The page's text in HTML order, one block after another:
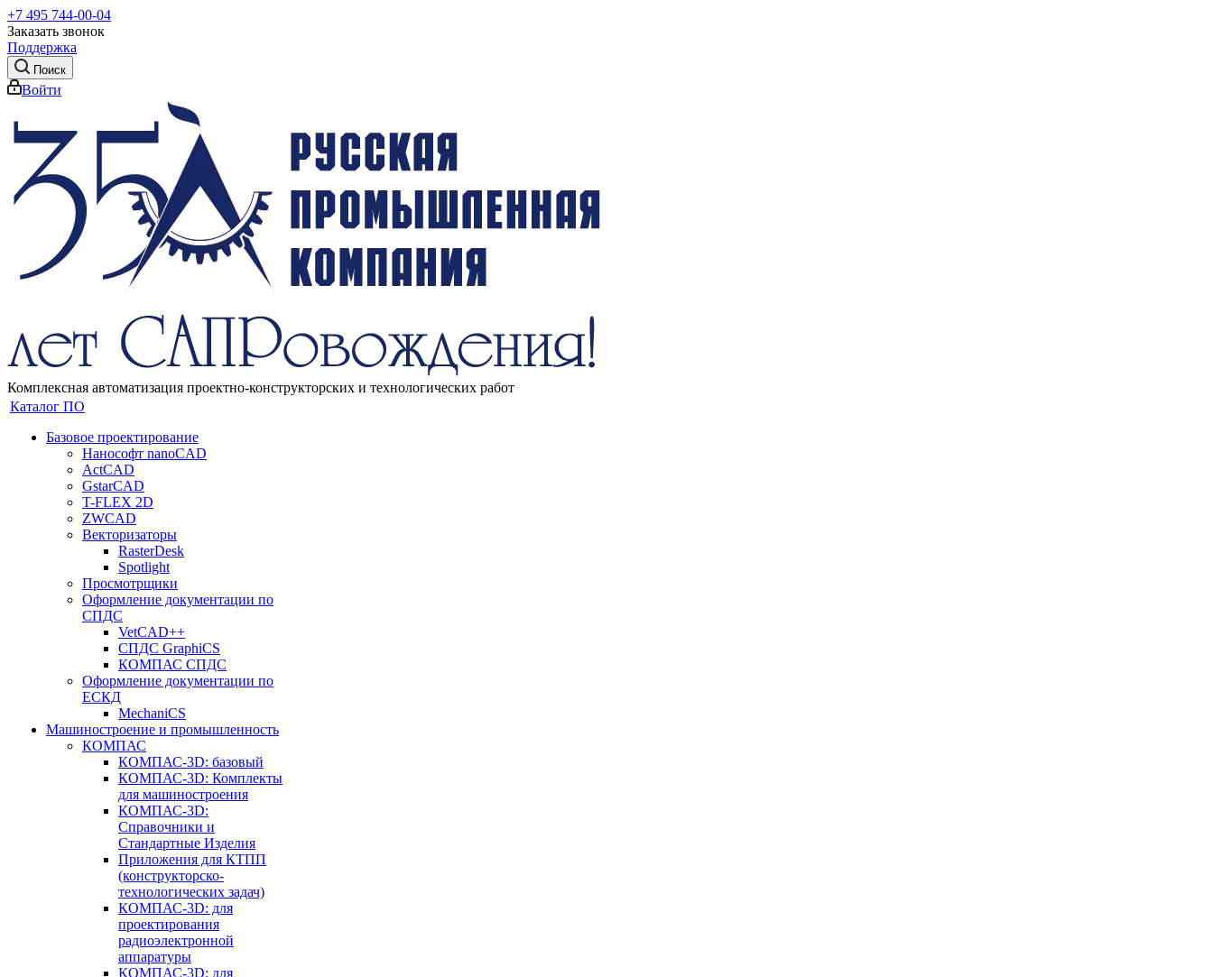
+7 495 744-00-04
Заказать звонок
Поддержка
Поиск
Войти
Комплексная автоматизация проектно-конструкторских и технологических работ
Каталог ПО
Базовое проектирование
Нанософт nanoCAD
ActCAD
GstarCAD
T-FLEX 2D
ZWCAD
Векторизаторы
RasterDesk
Spotlight
Просмотрщики
Оформление документации по
СПДС
VetCAD++
СПДС GraphiCS
КОМПАС СПДС
Оформление документации по
ЕСКД
MechaniCS
Машиностроение и промышленность
КОМПАС
КОМПАС-3D: базовый
КОМПАС-3D: Комплекты
для машиностроения
КОМПАС-3D:
Справочники и
Стандартные Изделия
Приложения для КТПП
(конструкторско-
технологических задач)
КОМПАС-3D: для
проектирования
радиоэлектронной
аппаратуры
КОМПАС-3D: для